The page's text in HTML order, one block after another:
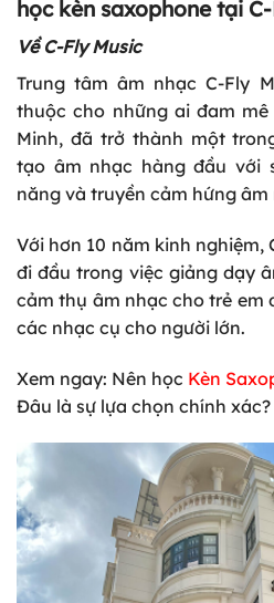
học kèn saxophone tại
Về C-Fly Music
Trung tâm âm nhạc C-Fly
thuộc cho những ai đam mê
Minh, đã trở thành một
tạo âm nhạc hàng đầu với
năng và truyền cảm hứng
Với hơn 10 năm kinh nghiệm,
đi đầu trong việc giảng dạy
cảm thụ âm nhạc cho trẻ em
các nhạc cụ cho người lớn.
Xem ngay: Nên học Kèn
Đâu là sự lựa chọn chính xác?